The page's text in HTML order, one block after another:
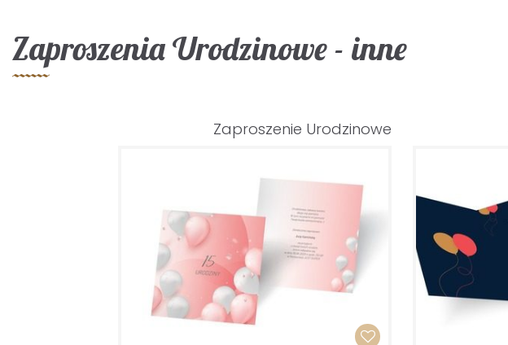
Zaproszenia Urodzinowe - inne
Zaproszenie Urodzinowe